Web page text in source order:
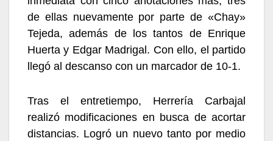
de ellas nuevamente por parte de «Chay»
Tejeda, además de los tantos de Enrique
Huerta y Edgar Madrigal. Con ello, el partido
llegó al descanso con un marcador de 10-1.
Tras el entretiempo, Herrería Carbajal
realizó modificaciones en busca de acortar
distancias. Logró un nuevo tanto por medio